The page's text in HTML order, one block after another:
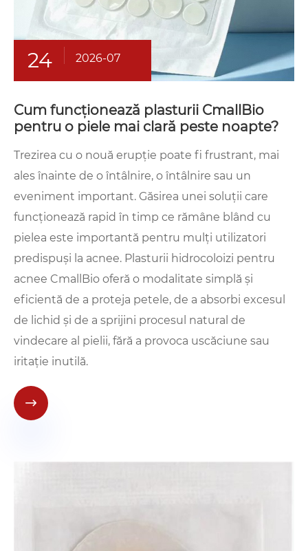
24 2026-07
Cum funcționează plasturii CmallBio
pentru o piele mai clară peste noapte?
Trezirea cu o nouă erupție poate fi frustrant, mai
ales înainte de o întâlnire, o întâlnire sau un
eveniment important. Găsirea unei soluții care
funcționează rapid în timp ce rămâne blând cu
pielea este importantă pentru mulți utilizatori
predispuși la acnee. Plasturii hidrocoloizi pentru
acnee CmallBio oferă o modalitate simplă și
eficientă de a proteja petele, de a absorbi excesul
de lichid și de a sprijini procesul natural de
vindecare al pielii, fără a provoca uscăciune sau
iritație inutilă.
